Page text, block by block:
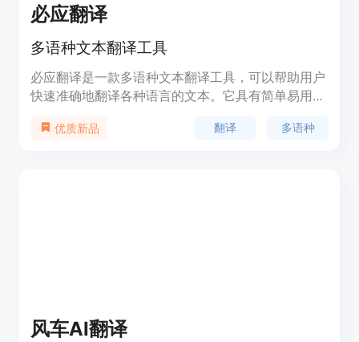
必应翻译
多语种文本翻译工具
必应翻译是一款多语种文本翻译工具，可以帮助用户
快速准确地翻译各种语言的文本。它具有简单易用、
付费版本，付费版本提供更多高级功能。定位于个人
优质新品 翻译 多语种
风车AI翻译